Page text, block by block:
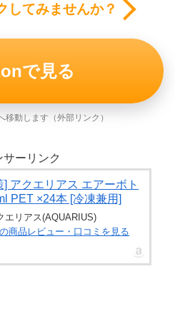
してみませんか？
で見る
動します（外部リンク）
サーリンク
] アクエリアス エアーボト
PET ×24本 [冷凍兼用]
エリアス(AQUARIUS)
商品レビュー・口コミを見る